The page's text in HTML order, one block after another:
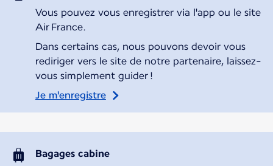
Vous pouvez vous enregistrer via l'app ou le site
Air France.
Dans certains cas, nous pouvons devoir vous
rediriger vers le site de notre partenaire, laissez-
vous simplement guider !
Je m'enregistre
Bagages cabine